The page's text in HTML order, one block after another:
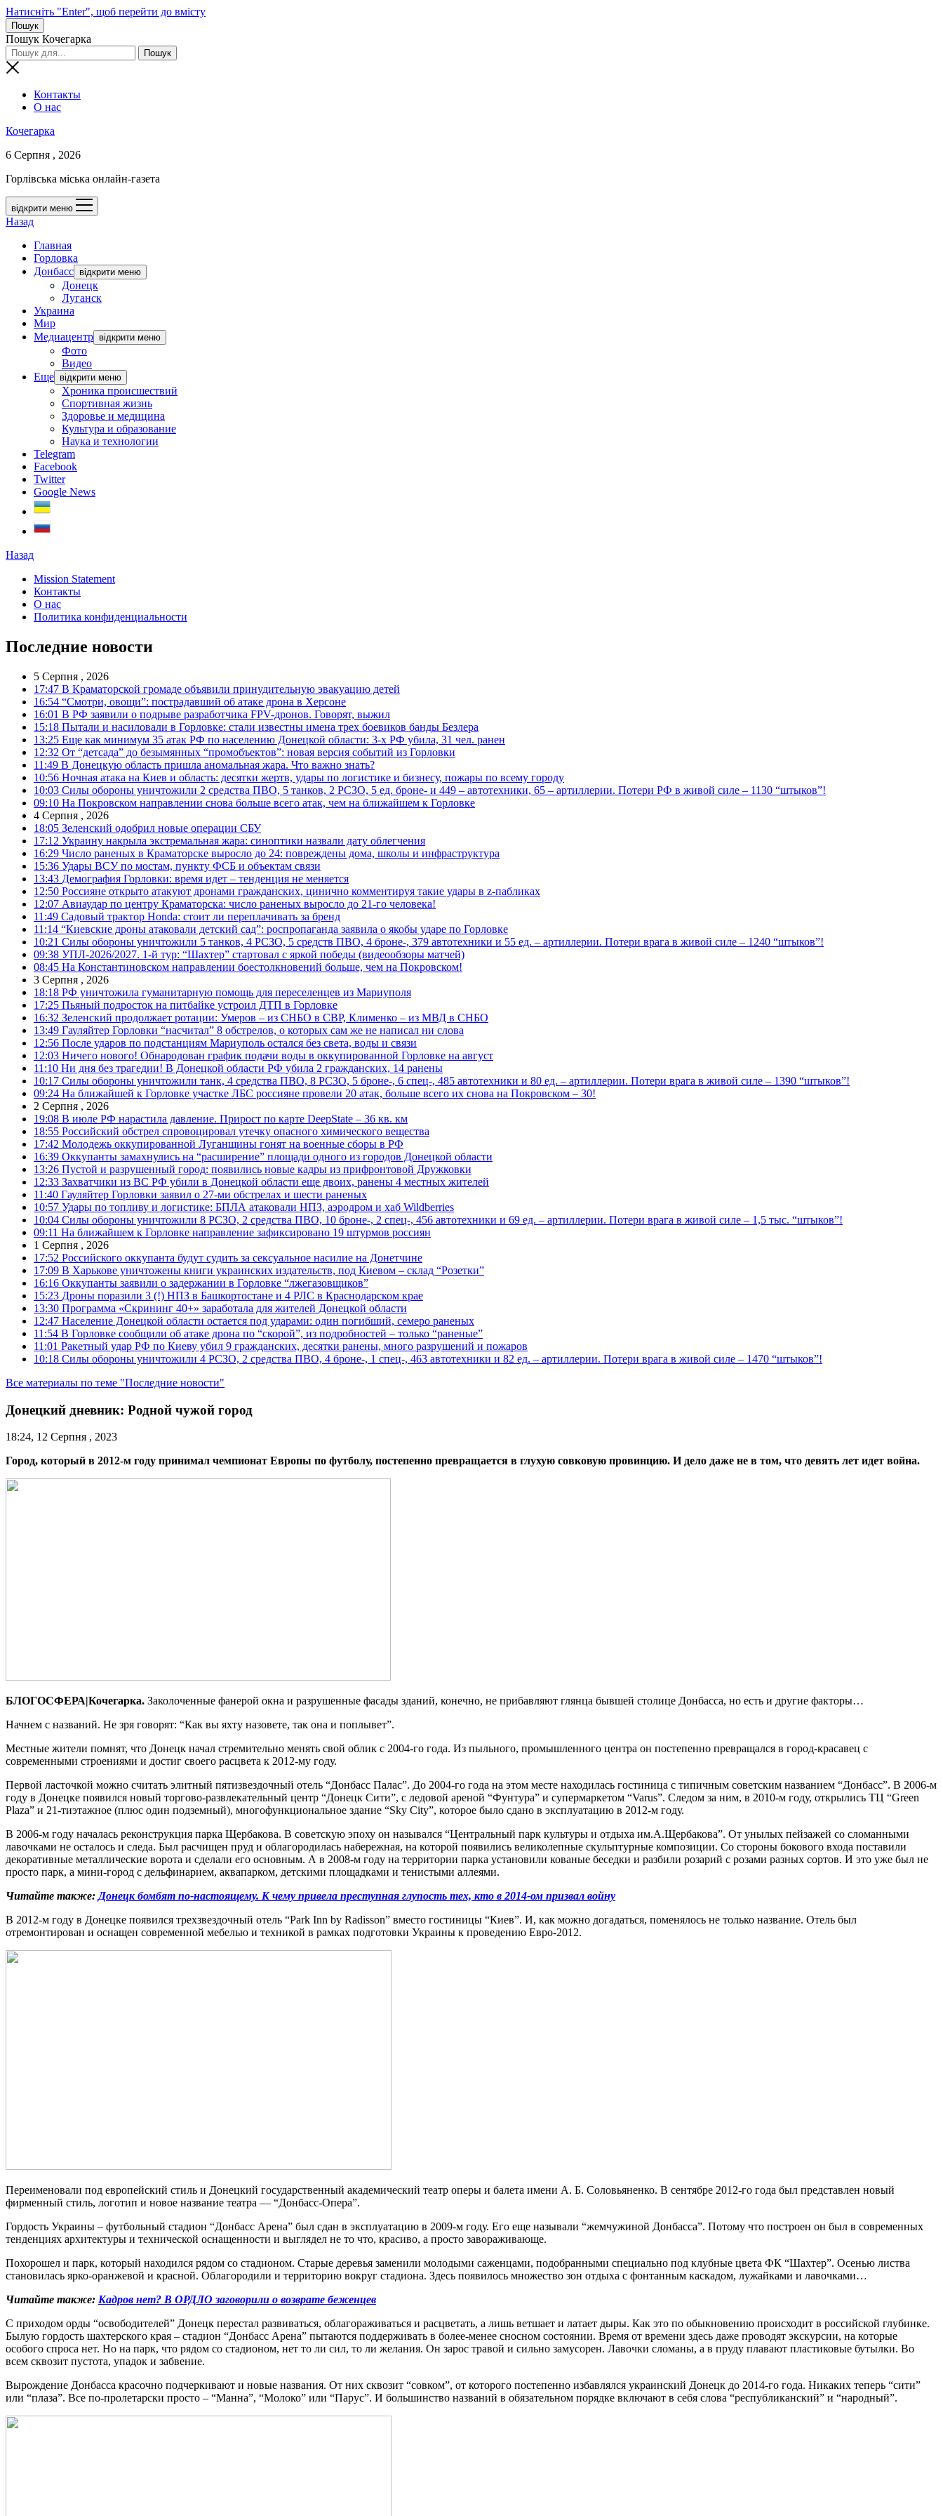
Натисніть "Enter", щоб перейти до вмісту
Пошук
Пошук Кочегарка
Контакты
О нас
Кочегарка
6 Серпня , 2026
Горлівська міська онлайн-газета
відкрити меню
Назад
Главная
Горловка
Донбасс відкрити меню
Донецк
Луганск
Украина
Мир
Медиацентр відкрити меню
Фото
Видео
Еще відкрити меню
Хроника происшествий
Спортивная жизнь
Здоровье и медицина
Культура и образование
Наука и технологии
Telegram
Facebook
Twitter
Google News
Назад
Mission Statement
Контакты
О нас
Политика конфиденциальности
Последние новости
5 Серпня , 2026
17:47 В Краматорской громаде объявили принудительную эвакуацию детей
16:54 “Смотри, овощи”: пострадавший об атаке дрона в Херсоне
16:01 В РФ заявили о подрыве разработчика FPV-дронов. Говорят, выжил
15:18 Пытали и насиловали в Горловке: стали известны имена трех боевиков банды Безлера
13:25 Еще как минимум 35 атак РФ по населению Донецкой области: 3-х РФ убила, 31 чел. ранен
12:32 От “детсада” до безымянных “промобъектов”: новая версия событий из Горловки
11:49 В Донецкую область пришла аномальная жара. Что важно знать?
10:56 Ночная атака на Киев и область: десятки жертв, удары по логистике и бизнесу, пожары по всему городу
10:03 Силы обороны уничтожили 2 средства ПВО, 5 танков, 2 РСЗО, 5 ед. броне- и 449 – автотехники, 65 – артиллерии. Потери РФ в живой силе – 1130 “штыков”!
09:10 На Покровском направлении снова больше всего атак, чем на ближайшем к Горловке
4 Серпня , 2026
18:05 Зеленский одобрил новые операции СБУ
17:12 Украину накрыла экстремальная жара: синоптики назвали дату облегчения
16:29 Число раненых в Краматорске выросло до 24: повреждены дома, школы и инфраструктура
15:36 Удары ВСУ по мостам, пункту ФСБ и объектам связи
13:43 Демография Горловки: время идет – тенденция не меняется
12:50 Россияне открыто атакуют дронами гражданских, цинично комментируя такие удары в z-пабликах
12:07 Авиаудар по центру Краматорска: число раненых выросло до 21-го человека!
11:49 Садовый трактор Honda: стоит ли переплачивать за бренд
11:14 “Киевские дроны атаковали детский сад”: роспропаганда заявила о якобы ударе по Горловке
10:21 Силы обороны уничтожили 5 танков, 4 РСЗО, 5 средств ПВО, 4 броне-, 379 автотехники и 55 ед. – артиллерии. Потери врага в живой силе – 1240 “штыков”!
09:38 УПЛ-2026/2027. 1-й тур: “Шахтер” стартовал с яркой победы (видеообзоры матчей)
08:45 На Константиновском направлении боестолкновений больше, чем на Покровском!
3 Серпня , 2026
18:18 РФ уничтожила гуманитарную помощь для переселенцев из Мариуполя
17:25 Пьяный подросток на питбайке устроил ДТП в Горловке
16:32 Зеленский продолжает ротации: Умеров – из СНБО в СВР, Клименко – из МВД в СНБО
13:49 Гауляйтер Горловки “насчитал” 8 обстрелов, о которых сам же не написал ни слова
12:56 После ударов по подстанциям Мариуполь остался без света, воды и связи
12:03 Ничего нового! Обнародован график подачи воды в оккупированной Горловке на август
11:10 Ни дня без трагедии! В Донецкой области РФ убила 2 гражданских, 14 ранены
10:17 Силы обороны уничтожили танк, 4 средства ПВО, 8 РСЗО, 5 броне-, 6 спец-, 485 автотехники и 80 ед. – артиллерии. Потери врага в живой силе – 1390 “штыков”!
09:24 На ближайшей к Горловке участке ЛБС россияне провели 20 атак, больше всего их снова на Покровском – 30!
2 Серпня , 2026
19:08 В июле РФ нарастила давление. Прирост по карте DeepState – 36 кв. км
18:55 Российский обстрел спровоцировал утечку опасного химического вещества
17:42 Молодежь оккупированной Луганщины гонят на военные сборы в РФ
16:39 Оккупанты замахнулись на “расширение” площади одного из городов Донецкой области
13:26 Пустой и разрушенный город: появились новые кадры из прифронтовой Дружковки
12:33 Захватчики из ВС РФ убили в Донецкой области еще двоих, ранены 4 местных жителей
11:40 Гауляйтер Горловки заявил о 27-ми обстрелах и шести раненых
10:57 Удары по топливу и логистике: БПЛА атаковали НПЗ, аэродром и хаб Wildberries
10:04 Силы обороны уничтожили 8 РСЗО, 2 средства ПВО, 10 броне-, 2 спец-, 456 автотехники и 69 ед. – артиллерии. Потери врага в живой силе – 1,5 тыс. “штыков”!
09:11 На ближайшем к Горловке направление зафиксировано 19 штурмов россиян
1 Серпня , 2026
17:52 Российского оккупанта будут судить за сексуальное насилие на Донетчине
17:09 В Харькове уничтожены книги украинских издательств, под Киевом – склад “Розетки”
16:16 Оккупанты заявили о задержании в Горловке “лжегазовщиков”
15:23 Дроны поразили 3 (!) НПЗ в Башкортостане и 4 РЛС в Краснодарском крае
13:30 Программа «Скрининг 40+» заработала для жителей Донецкой области
12:47 Население Донецкой области остается под ударами: один погибший, семеро раненых
11:54 В Горловке сообщили об атаке дрона по “скорой”, из подробностей – только “раненые”
11:01 Ракетный удар РФ по Киеву убил 9 гражданских, десятки ранены, много разрушений и пожаров
10:18 Силы обороны уничтожили 4 РСЗО, 2 средства ПВО, 4 броне-, 1 спец-, 463 автотехники и 82 ед. – артиллерии. Потери врага в живой силе – 1470 “штыков”!
Все материалы по теме "Последние новости"
Донецкий дневник: Родной чужой город
18:24, 12 Серпня , 2023
Город, который в 2012-м году принимал чемпионат Европы по футболу, постепенно превращается в глухую совковую провинцию. И дело даже не в том, что девять лет идет война.
БЛОГОСФЕРА|Кочегарка. Заколоченные фанерой окна и разрушенные фасады зданий, конечно, не прибавляют глянца бывшей столице Донбасса, но есть и другие факторы…
Начнем с названий. Не зря говорят: “Как вы яхту назовете, так она и поплывет”.
Местные жители помнят, что Донецк начал стремительно менять свой облик с 2004-го года. Из пыльного, промышленного центра он постепенно превращался в город-красавец с
современными строениями и достиг своего расцвета к 2012-му году.
Первой ласточкой можно считать элитный пятизвездочный отель “Донбасс Палас”. До 2004-го года на этом месте находилась гостиница с типичным советским названием “Донбасс”. В 2006-м
году в Донецке появился новый торгово-развлекательный центр “Донецк Сити”, с ледовой ареной “Фунтура” и супермаркетом “Varus”. Следом за ним, в 2010-м году, открылись ТЦ “Green
Plaza” и 21-тиэтажное (плюс один подземный), многофункциональное здание “Sky City”, которое было сдано в эксплуатацию в 2012-м году.
В 2006-м году началась реконструкция парка Щербакова. В советскую эпоху он назывался “Центральный парк культуры и отдыха им.А.Щербакова”. От унылых пейзажей со сломанными
лавочками не осталось и следа. Был расчищен пруд и облагородилась набережная, на которой появились великолепные скульптурные композиции. Со стороны бокового входа поставили
декоративные металлические ворота и сделали его основным. А в 2008-м году на территории парка установили кованые беседки и разбили розарий с розами разных сортов. И это уже был не
просто парк, а мини-город с дельфинарием, аквапарком, детскими площадками и тенистыми аллеями.
Читайте также: Донецк бомбят по-настоящему. К чему привела преступная глупость тех, кто в 2014-ом призвал войну
В 2012-м году в Донецке появился трехзвездочный отель “Park Inn by Radisson” вместо гостиницы “Киев”. И, как можно догадаться, поменялось не только название. Отель был
отремонтирован и оснащен современной мебелью и техникой в рамках подготовки Украины к проведению Евро-2012.
Переименовали под европейский стиль и Донецкий государственный академический театр оперы и балета имени А. Б. Соловьяненко. В сентябре 2012-го года был представлен новый
фирменный стиль, логотип и новое название театра — “Донбасс-Опера”.
Гордость Украины – футбольный стадион “Донбасс Арена” был сдан в эксплуатацию в 2009-м году. Его еще называли “жемчужиной Донбасса”. Потому что построен он был в современных
тенденциях архитектуры и технической оснащенности и выглядел не то что, красиво, а просто завораживающе.
Похорошел и парк, который находился рядом со стадионом. Старые деревья заменили молодыми саженцами, подобранными специально под клубные цвета ФК “Шахтер”. Осенью листва
становилась ярко-оранжевой и красной. Облагородили и территорию вокруг стадиона. Здесь появилось множество зон отдыха с фонтанным каскадом, лужайками и лавочками…
Читайте также: Кадров нет? В ОРДЛО заговорили о возврате беженцев
С приходом орды “освободителей” Донецк перестал развиваться, облагораживаться и расцветать, а лишь ветшает и латает дыры. Как это по обыкновению происходит в российской глубинке.
Былую гордость шахтерского края – стадион “Донбасс Арена” пытаются поддерживать в более-менее сносном состоянии. Время от времени здесь даже проводят экскурсии, на которые
особого спроса нет. Но на парк, что рядом со стадионом, нет то ли сил, то ли желания. Он зарос травой и сильно замусорен. Лавочки сломаны, а в пруду плавают пластиковые бутылки. Во
всем сквозит пустота, упадок и забвение.
Вырождение Донбасса красочно подчеркивают и новые названия. От них сквозит “совком”, от которого постепенно избавлялся украинский Донецк до 2014-го года. Никаких теперь “сити”
или “плаза”. Все по-пролетарски просто – “Манна”, “Молоко” или “Парус”. И большинство названий в обязательном порядке включают в себя слова “республиканский” и “народный”.